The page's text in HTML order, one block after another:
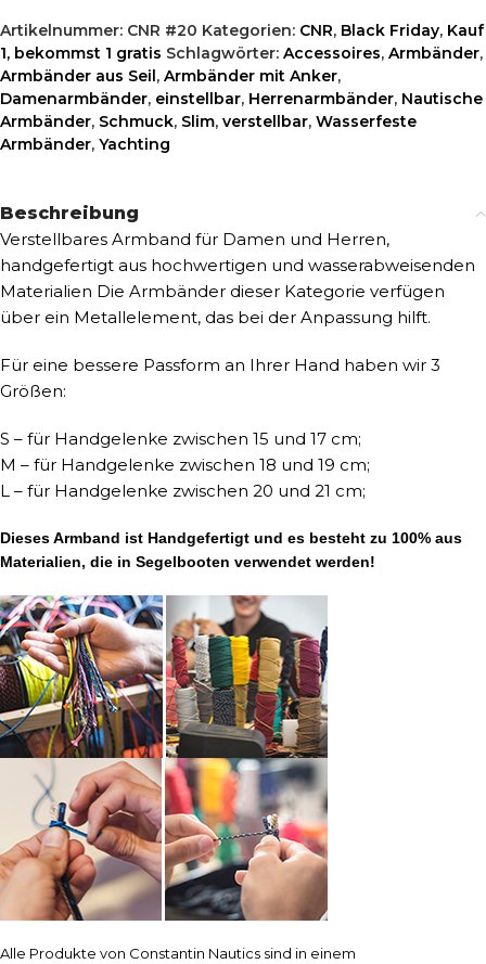
Artikelnummer: CNR #20 Kategorien: CNR, Black Friday, Kauf
1, bekommst 1 gratis Schlagwörter: Accessoires, Armbänder,
Armbänder aus Seil, Armbänder mit Anker,
Damenarmbänder, einstellbar, Herrenarmbänder, Nautische
Armbänder, Schmuck, Slim, verstellbar, Wasserfeste
Armbänder, Yachting
Beschreibung
Verstellbares Armband für Damen und Herren,
handgefertigt aus hochwertigen und wasserabweisenden
Materialien Die Armbänder dieser Kategorie verfügen
über ein Metallelement, das bei der Anpassung hilft.
Für eine bessere Passform an Ihrer Hand haben wir 3
Größen:
S – für Handgelenke zwischen 15 und 17 cm;
M – für Handgelenke zwischen 18 und 19 cm;
L – für Handgelenke zwischen 20 und 21 cm;
Dieses Armband ist Handgefertigt und es besteht zu 100% aus
Materialien, die in Segelbooten verwendet werden!
Alle Produkte von Constantin Nautics sind in einem